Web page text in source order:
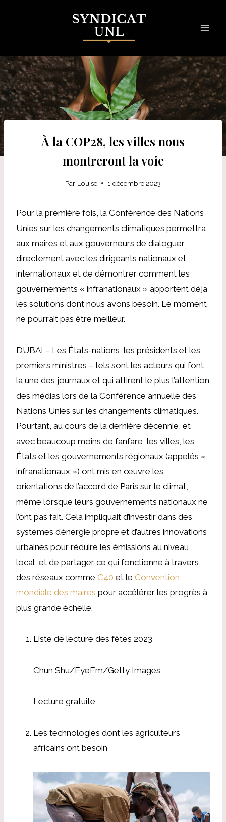
À la COP28, les villes nous
montreront la voie
Par Louise 1 décembre 2023
Pour la première fois, la Conférence des Nations
Unies sur les changements climatiques permettra
aux maires et aux gouverneurs de dialoguer
directement avec les dirigeants nationaux et
internationaux et de démontrer comment les
gouvernements « infranationaux » apportent déjà
les solutions dont nous avons besoin. Le moment
ne pourrait pas être meilleur.
DUBAI – Les États-nations, les présidents et les
premiers ministres – tels sont les acteurs qui font
la une des journaux et qui attirent le plus l’attention
des médias lors de la Conférence annuelle des
Nations Unies sur les changements climatiques.
Pourtant, au cours de la dernière décennie, et
avec beaucoup moins de fanfare, les villes, les
États et les gouvernements régionaux (appelés «
infranationaux ») ont mis en œuvre les
orientations de l’accord de Paris sur le climat,
même lorsque leurs gouvernements nationaux ne
l’ont pas fait. Cela impliquait d’investir dans des
systèmes d’énergie propre et d’autres innovations
urbaines pour réduire les émissions au niveau
local, et de partager ce qui fonctionne à travers
des réseaux comme C40 et le Convention
mondiale des maires pour accélérer les progrès à
plus grande échelle.
Liste de lecture des fêtes 2023
Chun Shu/EyeEm/Getty Images
Lecture gratuite
Les technologies dont les agriculteurs
africains ont besoin